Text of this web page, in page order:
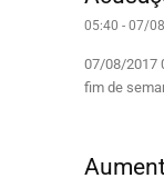
05:40 - 07/
07/08/2017
fim de